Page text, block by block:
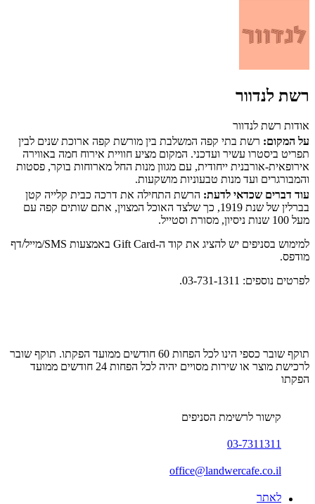
רשת לנדוור
אודות רשת לנדוור
על המקום: רשת בתי קפה המשלבת בין מורשת קפה ארוכת שנים לבין
תפריט ביסטרו עשיר ועדכני. המקום מציע חוויית אירוח חמה באווירה
אירופאית-אורבנית ייחודית, עם מגוון מנות החל מארוחות בוקר, פסטות
והמבורגרים ועד מנות טבעוניות מושקעות.
עוד דברים שכדאי לדעת: הרשת התחילה את דרכה כבית קלייה קטן
בברלין של שנת 1919, כך שלצד האוכל המצוין, אתם שותים קפה עם
מעל 100 שנות ניסיון, מסורת וסטייל.
למימוש בסניפים יש להציג את קוד ה-Gift Card באמצעות SMS/מייל/דף
מודפס.
לפרטים נוספים: 03-731-1311.
תוקף שובר כספי הינו לכל הפחות 60 חודשים ממועד הפקתו. תוקף שובר
לרכישת מוצר או שירות מסויים יהיה לכל הפחות 24 חודשים ממועד
הפקתו
קישור לרשימת הסניפים
03-7311311
office@landwercafe.co.il
לאתר